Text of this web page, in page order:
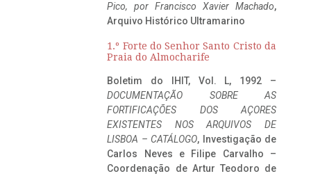
Pico, por Francisco Xavier Machado,
Arquivo Histórico Ultramarino
1.º Forte do Senhor Santo Cristo da
Praia do Almocharife
Boletim do IHIT, Vol. L, 1992 –
DOCUMENTAÇÃO SOBRE AS
FORTIFICAÇÕES DOS AÇORES
EXISTENTES NOS ARQUIVOS DE
LISBOA – CATÁLOGO, Investigação de
Carlos Neves e Filipe Carvalho –
Coordenação de Artur Teodoro de